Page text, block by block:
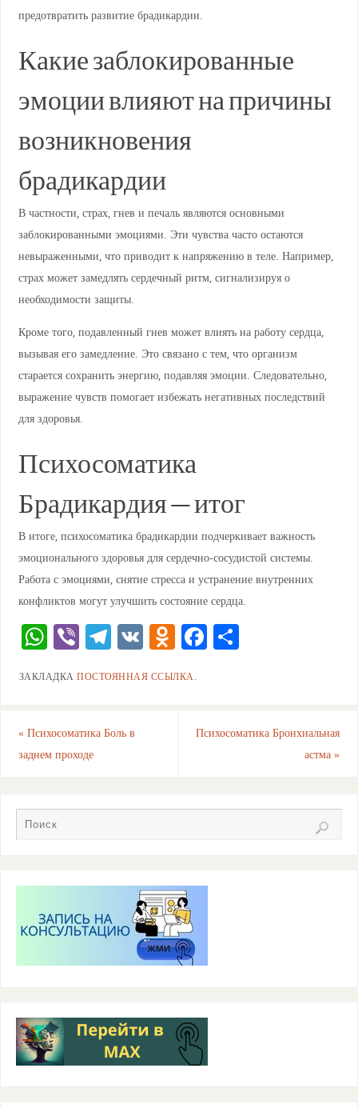
предотвратить развитие брадикардии.
Какие заблокированные
эмоции влияют на причины
возникновения
брадикардии
В частности, страх, гнев и печаль являются основными
заблокированными эмоциями. Эти чувства часто остаются
невыраженными, что приводит к напряжению в теле. Например,
страх может замедлять сердечный ритм, сигнализируя о
необходимости защиты.
Кроме того, подавленный гнев может влиять на работу сердца,
вызывая его замедление. Это связано с тем, что организм
старается сохранить энергию, подавляя эмоции. Следовательно,
выражение чувств помогает избежать негативных последствий
для здоровья.
Психосоматика
Брадикардия — итог
В итоге, психосоматика брадикардии подчеркивает важность
эмоционального здоровья для сердечно-сосудистой системы.
Работа с эмоциями, снятие стресса и устранение внутренних
конфликтов могут улучшить состояние сердца.
W
at
A
p
Vi
er
T
e
a
V O
n
ni
F
b
k
О
ть
ЗАКЛАДКАПОСТОЯННАЯ ССЫЛКА.
«Психосоматика Боль в
заднем проходе
Психосоматика Бронхиальная
астма»